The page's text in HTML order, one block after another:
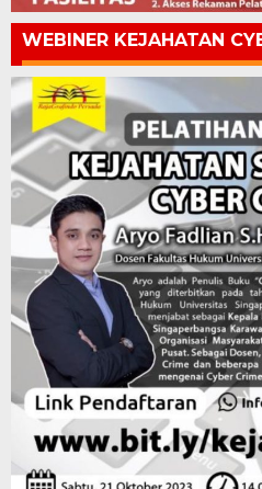
WEBINER KEJAHATAN